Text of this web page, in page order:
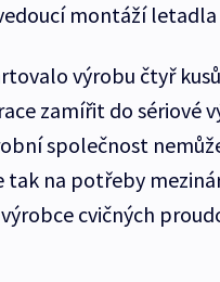
montáží letadla
výrobu čtyř
zamířit do sériové
společnost
tak na potřeby
cvičných